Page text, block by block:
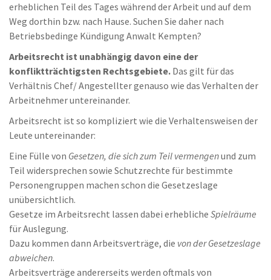
erheblichen Teil des Tages während der Arbeit und auf dem
Weg dorthin bzw. nach Hause. Suchen Sie daher nach
Betriebsbedinge Kündigung Anwalt Kempten?
Arbeitsrecht ist unabhängig davon eine der
konfliktträchtigsten Rechtsgebiete. Das gilt für das
Verhältnis Chef/ Angestellter genauso wie das Verhalten der
Arbeitnehmer untereinander.
Arbeitsrecht ist so kompliziert wie die Verhaltensweisen der
Leute untereinander:
Eine Fülle von Gesetzen, die sich zum Teil vermengenund zum
Teil widersprechen sowie Schutzrechte für bestimmte
Personengruppen machen schon die Gesetzeslage
unübersichtlich.
Gesetze im Arbeitsrecht lassen dabei erhebliche Spielräume
für Auslegung.
Dazu kommen dann Arbeitsverträge, die von der Gesetzeslage
abweichen.
Arbeitsverträge andererseits werden oftmals von